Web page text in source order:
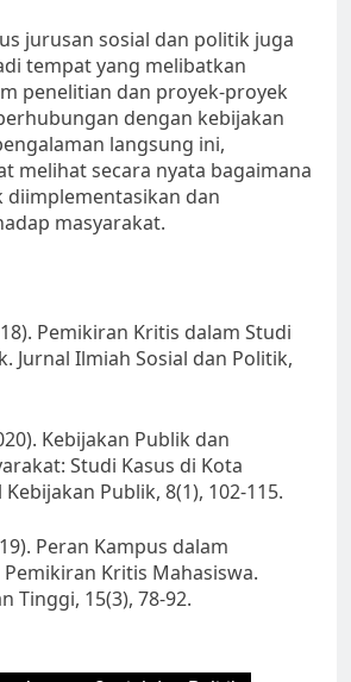
jurusan sosial dan politik juga
tempat yang melibatkan
penelitian dan proyek-proyek
dengan kebijakan
langsung ini,
melihat secara nyata bagaimana
diimplementasikan dan
masyarakat.
Pemikiran Kritis dalam Studi
Jurnal Ilmiah Sosial dan Politik,
Kebijakan Publik dan
Studi Kasus di Kota
Publik, 8(1), 102-115.
Peran Kampus dalam
Kritis Mahasiswa.
Tinggi, 15(3), 78-92.